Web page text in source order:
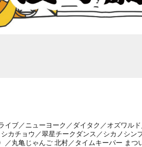
イブ／ニューヨーク／ダイタク／オズワル
カチョウ／翠星チークダンス／シカノシン
／丸亀じゃんご 北村／タイムキーパー ま